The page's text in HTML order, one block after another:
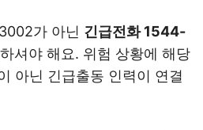
가 아닌 긴급전화 1544-
셔야 해요. 위험 상황에 해당
아닌 긴급출동 인력이 연결